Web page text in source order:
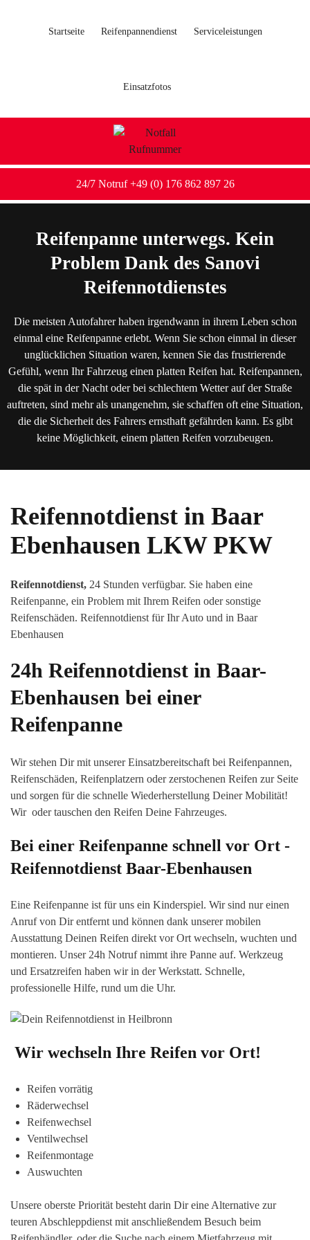
Startseite Reifenpannendienst Serviceleistungen
Einsatzfotos
24/7 Notruf +49 (0) 176 862 897 26
Reifenpanne unterwegs. Kein
Problem Dank des Sanovi
Reifennotdienstes
Die meisten Autofahrer haben irgendwann in ihrem Leben schon
einmal eine Reifenpanne erlebt. Wenn Sie schon einmal in dieser
unglücklichen Situation waren, kennen Sie das frustrierende
Gefühl, wenn Ihr Fahrzeug einen platten Reifen hat. Reifenpannen,
die spät in der Nacht oder bei schlechtem Wetter auf der Straße
auftreten, sind mehr als unangenehm, sie schaffen oft eine Situation,
die die Sicherheit des Fahrers ernsthaft gefährden kann. Es gibt
keine Möglichkeit, einem platten Reifen vorzubeugen.
Reifennotdienst in Baar
Ebenhausen LKW PKW
Reifennotdienst, 24 Stunden verfügbar. Sie haben eine
Reifenpanne, ein Problem mit Ihrem Reifen oder sonstige
Reifenschäden. Reifennotdienst für Ihr Auto und in Baar
Ebenhausen
24h Reifennotdienst in Baar-
Ebenhausen bei einer
Reifenpanne
Wir stehen Dir mit unserer Einsatzbereitschaft bei Reifenpannen,
Reifenschäden, Reifenplatzern oder zerstochenen Reifen zur Seite
und sorgen für die schnelle Wiederherstellung Deiner Mobilität!
Wir oder tauschen den Reifen Deine Fahrzeuges.
Bei einer Reifenpanne schnell vor Ort -
Reifennotdienst Baar-Ebenhausen
Eine Reifenpanne ist für uns ein Kinderspiel. Wir sind nur einen
Anruf von Dir entfernt und können dank unserer mobilen
Ausstattung Deinen Reifen direkt vor Ort wechseln, wuchten und
montieren. Unser 24h Notruf nimmt ihre Panne auf. Werkzeug
und Ersatzreifen haben wir in der Werkstatt. Schnelle,
professionelle Hilfe, rund um die Uhr.
Wir wechseln Ihre Reifen vor Ort!
Reifen vorrätig
Räderwechsel
Reifenwechsel
Ventilwechsel
Reifenmontage
Auswuchten
Unsere oberste Priorität besteht darin Dir eine Alternative zur
teuren Abschleppdienst mit anschließendem Besuch beim